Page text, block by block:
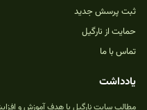
ثبت پرسش جدید
حمایت از نارگیل
تماس با ما
یادداشت
مطالب سایت نارگیل با هدف آموزش و